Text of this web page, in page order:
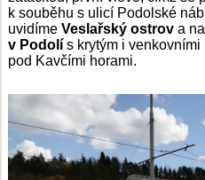
k souběhu s ulicí Podolské
uvidíme Veslařský ostrov a
v Podolí s krytým i
pod Kavčími horami.